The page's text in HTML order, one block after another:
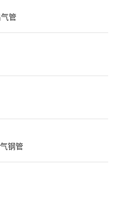
管
钢管